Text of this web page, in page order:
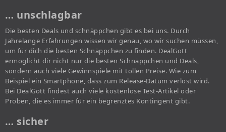
… unschlagbar
Die besten Deals und schnäppchen gibt es bei uns. Durch
Jahrelange Erfahrungen wissen wir genau, wo wir suchen müssen,
um für dich die besten Schnäppchen zu finden. DealGott
ermöglicht dir nicht nur die besten Schnäppchen und Deals,
sondern auch viele Gewinnspiele mit tollen Preise. Wie zum
Beispiel ein Smartphone, dass zum Release-Datum verlost wird.
Bei DealGott findest auch viele kostenlose Test-Artikel oder
Proben, die es immer für ein begrenztes Kontingent gibt.
… sicher